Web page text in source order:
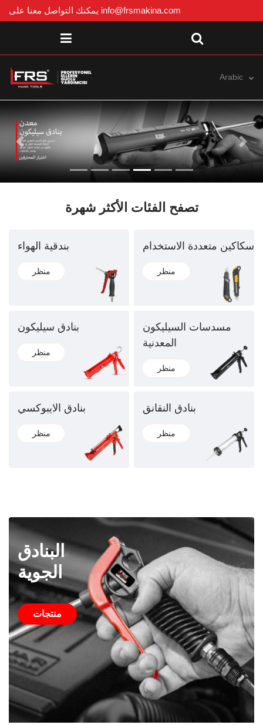
info@frsmakina.com
Arabic
Previous Next
تصفح الفئات الأكثر شهرة
بندقية الهواء
منظر
سكاكين متعددة الاستخدام
منظر
بنادق سيليكون
منظر
مسدسات السيليكون
المعدنية
منظر
بنادق الايبوكسي
منظر
بنادق النقانق
منظر
البنادق
الجوية
منتجات